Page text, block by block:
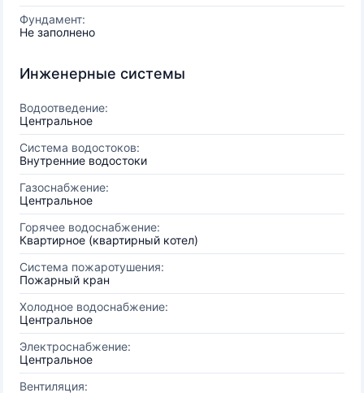
Фундамент:
Не заполнено
Инженерные системы
Водоотведение:
Центральное
Система водостоков:
Внутренние водостоки
Газоснабжение:
Центральное
Горячее водоснабжение:
Квартирное (квартирный котел)
Система пожаротушения:
Пожарный кран
Холодное водоснабжение:
Центральное
Электроснабжение:
Центральное
Вентиляция: